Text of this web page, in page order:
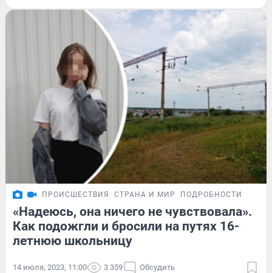
ПРОИСШЕСТВИЯ СТРАНА И МИР ПОДРОБНОСТИ
«Надеюсь, она ничего не чувствовала».
Как подожгли и бросили на путях 16-
летнюю школьницу
14 июля, 2023, 11:00 3 359 Обсудить